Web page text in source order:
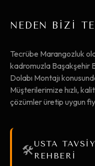
NEDEN BİZİ
Tecrübe Marangozluk
kadromuzla Başakşehir
Dolabı Montajı
Müşterilerimize hızlı,
çözümler üretip uygun
🛠️USTA
REHBERİ